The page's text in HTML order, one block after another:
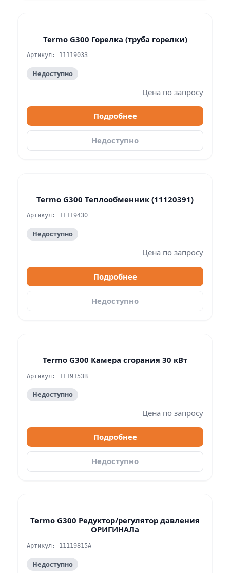
Termo G300 Горелка (труба горелки)
Артикул: 11119033
Недоступно
Цена по запросу
Подробнее
Недоступно
Termo G300 Теплообменник (11120391)
Артикул: 11119430
Недоступно
Цена по запросу
Подробнее
Недоступно
Termo G300 Камера сгорания 30 кВт
Артикул: 1119153B
Недоступно
Цена по запросу
Подробнее
Недоступно
Termo G300 Редуктор/регулятор давления
ОРИГИНАЛа
Артикул: 11119815A
Недоступно